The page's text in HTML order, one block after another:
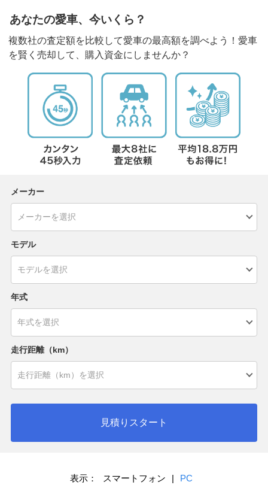
あなたの愛車、今いくら？
複数社の査定額を比較して愛車の最高額を調べよう！愛車
を賢く売却して、購入資金にしませんか？
メーカー
モデル
年式
走行距離（km）
見積りスタート
表示： スマートフォン | PC